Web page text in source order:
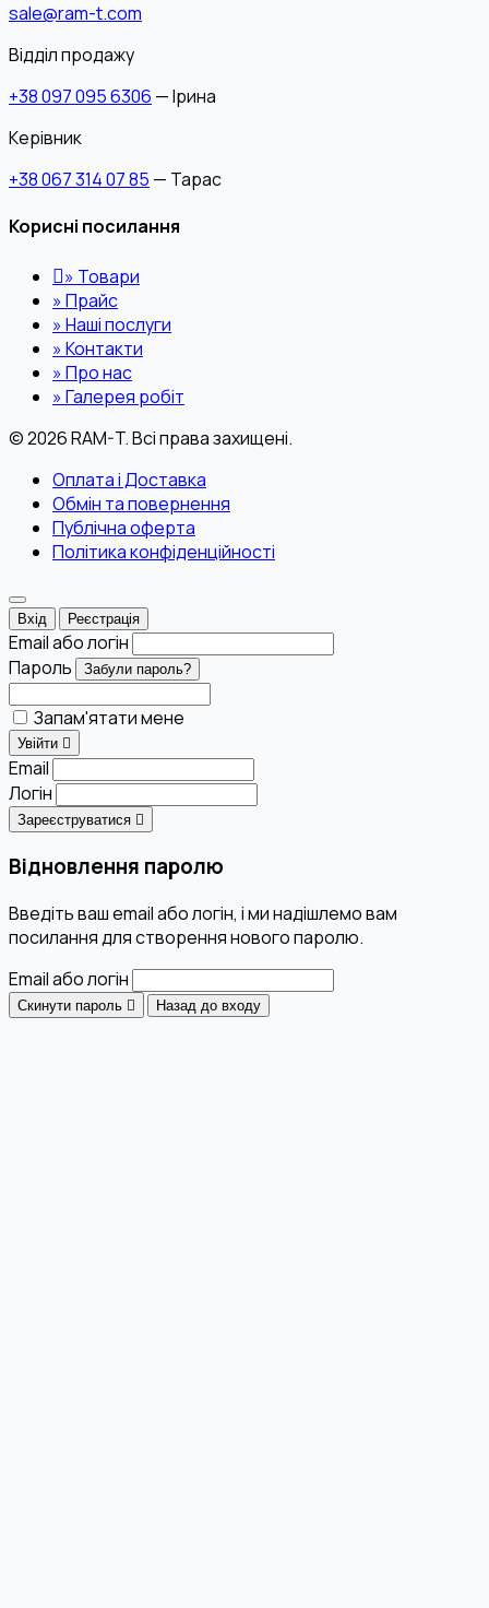
sale@ram-t.com
Відділ продажу
+38 097 095 6306 — Ірина
Керівник
+38 067 314 07 85 — Тарас
Корисні посилання
» Товари
»Прайс
»Наші послуги
»Контакти
»Про нас
»Галерея робіт
© 2026 RAM-T. Всі права захищені.
Оплата і Доставка
Обмін та повернення
Публічна оферта
Політика конфіденційності
Вхід Реєстрація
Email або логін
Пароль
Забули пароль?
Запам'ятати мене
Увійти
Email
Логін
Зареєструватися
Відновлення паролю
Введіть ваш email або логін, і ми надішлемо вам
посилання для створення нового паролю.
Email або логін
Скинути пароль Назад до входу